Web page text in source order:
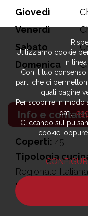
Giovedì
Venerdì
Sabato
Domenica
Info e contatti
Coperti: 45
Tipologia
Regionale
Ferie:
Una
settimane in
Utilizziamo cookie
in
Con il tuo
parti che ci
quali pagine
Per scoprire in modo
dati,
Cliccando sul
cookie,